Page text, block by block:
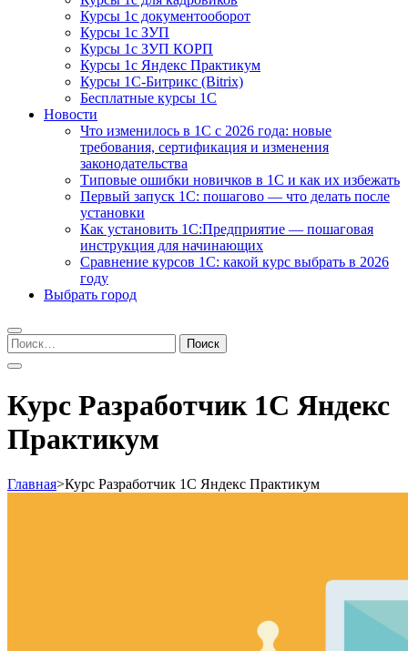
Курсы 1с документооборот
Курсы 1с ЗУП
Курсы 1с ЗУП КОРП
Курсы 1с Яндекс Практикум
Курсы 1С-Битрикс (Bitrix)
Бесплатные курсы 1С
Новости
Что изменилось в 1С с 2026 года: новые
требования, сертификация и изменения
законодательства
Типовые ошибки новичков в 1С и как их избежать
Первый запуск 1С: пошагово — что делать после
установки
Как установить 1С:Предприятие — пошаговая
инструкция для начинающих
Сравнение курсов 1С: какой курс выбрать в 2026
году
Выбрать город
Найти:
Курс Разработчик 1С Яндекс
Практикум
Главная>Курс Разработчик 1С Яндекс Практикум